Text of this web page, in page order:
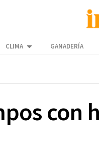
CLIMA GANADERÍA
con